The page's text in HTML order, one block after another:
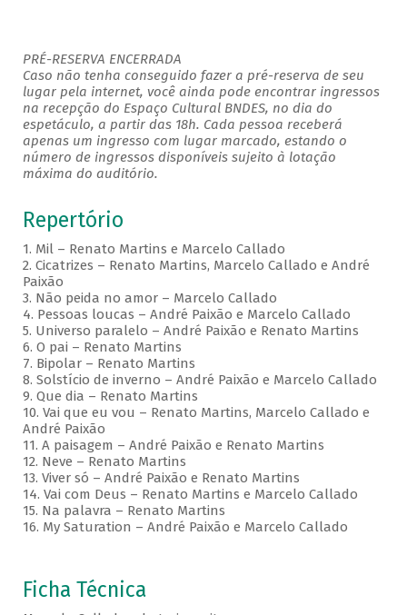
PRÉ-RESERVA ENCERRADA
Caso não tenha conseguido fazer a pré-reserva de seu
lugar pela internet, você ainda pode encontrar ingressos
na recepção do Espaço Cultural BNDES, no dia do
espetáculo, a partir das 18h. Cada pessoa receberá
apenas um ingresso com lugar marcado, estando o
número de ingressos disponíveis sujeito à lotação
máxima do auditório.
Repertório
1. Mil – Renato Martins e Marcelo Callado
2. Cicatrizes – Renato Martins, Marcelo Callado e André
Paixão
3. Não peida no amor – Marcelo Callado
4. Pessoas loucas – André Paixão e Marcelo Callado
5. Universo paralelo – André Paixão e Renato Martins
6. O pai – Renato Martins
7. Bipolar – Renato Martins
8. Solstício de inverno – André Paixão e Marcelo Callado
9. Que dia – Renato Martins
10. Vai que eu vou – Renato Martins, Marcelo Callado e
André Paixão
11. A paisagem – André Paixão e Renato Martins
12. Neve – Renato Martins
13. Viver só – André Paixão e Renato Martins
14. Vai com Deus – Renato Martins e Marcelo Callado
15. Na palavra – Renato Martins
16. My Saturation – André Paixão e Marcelo Callado
Ficha Técnica